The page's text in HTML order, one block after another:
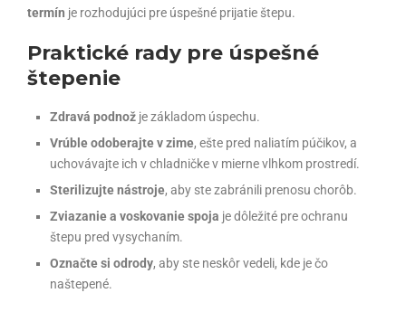
termín je rozhodujúci pre úspešné prijatie štepu.
Praktické rady pre úspešné
štepenie
Zdravá podnož je základom úspechu.
Vrúble odoberajte v zime, ešte pred naliatím púčikov, a
uchovávajte ich v chladničke v mierne vlhkom prostredí.
Sterilizujte nástroje, aby ste zabránili prenosu chorôb.
Zviazanie a voskovanie spoja je dôležité pre ochranu
štepu pred vysychaním.
Označte si odrody, aby ste neskôr vedeli, kde je čo
naštepené.